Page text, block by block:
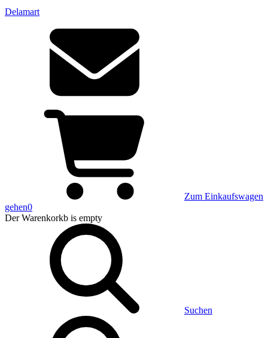
Delamart
Zum Einkaufswagen
gehen0
Der Warenkorkb is empty
Suchen